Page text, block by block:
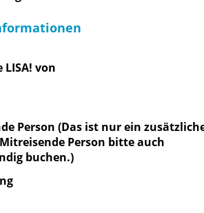
LISA! von
Person (Das ist nur ein
Person bitte auch
buchen.)